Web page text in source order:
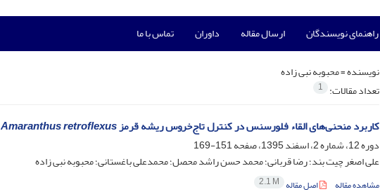
راهنمای نویسندگان ارسال مقاله داوران تماس با ما
نویسنده =محبوبه نبی زاده
تعداد مقالات: 1
کاربرد منحنی‌های القاء فلورسنس در کنترل تاج‌خروس ریشه قرمزAmaranthus retroflexus
دوره 12، شماره 2، اسفند 1395، صفحه
151-169
علی اصغر چیت بند؛ رضا قربانی؛ محمد حسن راشد محصل؛ محمدعلی باغستانی؛ محبوبه نبی زاده
مشاهده مقاله اصل مقاله 2.1 M